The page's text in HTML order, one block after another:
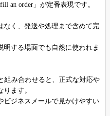
an order」が定番表現です。
なく、発送や処理まで含めて完
明する場面でも自然に使われま
組み合わせると、正式な対応や
ます。
ビジネスメールで見かけやすい